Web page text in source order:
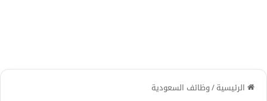
الرئيسية/وظائف السعودية